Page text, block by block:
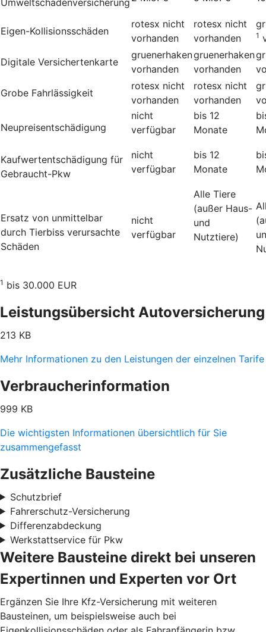
Eigen-Kollisionsschäden
rotesx nicht
vorhanden
rotesx nicht
vorhanden
1
Digitale Versichertenkarte
gruenerhaken
vorhanden
gruenerhaken
vorhanden
Grobe Fahrlässigkeit
rotesx nicht
vorhanden
rotesx nicht
vorhanden
Neupreisentschädigung
nicht
verfügbar
bis 12
Monate
Kauf­wert­entschädi­gung für
Gebraucht-Pkw
nicht
verfügbar
bis 12
Monate
Ersatz von unmittelbar
durch Tierbiss verur­sachte
Schäden
nicht
verfügbar
Alle Tiere
(außer Haus-
und
Nutztiere)
1 bis 30.000 EUR
Leistungsübersicht Autoversicherung
213 KB
Mehr Informationen zu den Leistungen der einzelnen Tarife
Verbraucherinformation
999 KB
Die wichtigsten Informationen übersichtlich für Sie
zusammengefasst
Zusätzliche Bausteine
Schutzbrief
Fahrerschutz-Versicherung
Differenzabdeckung
Werkstattservice für Pkw
Weitere Bausteine direkt bei unseren
Expertinnen und Experten vor Ort
Ergänzen Sie Ihre Kfz-Versicherung mit weiteren
Bausteinen, um beispielsweise auch bei